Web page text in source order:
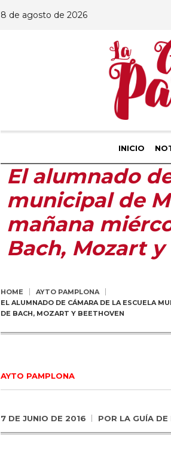
8 de agosto de 2026
INICIO
El alumnado
municipal de
mañana
Bach, Mozart
HOME
AYTO PAMPLONA
EL ALUMNADO DE CÁMARA DE LA ESCUELA
DE BACH, MOZART Y BEETHOVEN
AYTO PAMPLONA
7 DE JUNIO DE 2016 POR LA GUÍA